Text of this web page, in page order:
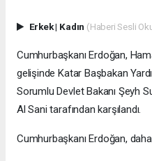
Erkek| Kadın (Haberi Sesli
Cumhurbaşkanı Erdoğan,
gelişinde Katar Başbakan
Sorumlu Devlet Bakanı Şeyh
Al Sani tarafından karşılandı.
Cumhurbaşkanı Erdoğan,